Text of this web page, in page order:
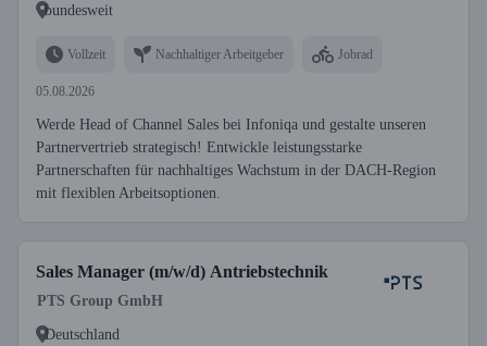
bundesweit
Vollzeit Nachhaltiger Arbeitgeber Jobrad
05.08.2026
Werde Head of Channel Sales bei Infoniqa und gestalte unseren
Partnervertrieb strategisch! Entwickle leistungsstarke
Partnerschaften für nachhaltiges Wachstum in der DACH-Region
mit flexiblen Arbeitsoptionen.
Sales Manager (m/w/d) Antriebstechnik
PTS Group GmbH
Deutschland